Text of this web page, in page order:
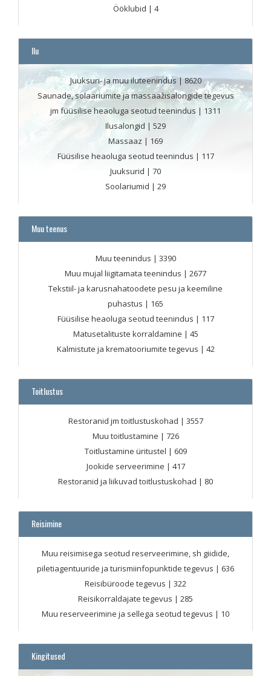
Ööklubid | 4
Ilu
Juuksuri- ja muu iluteenindus | 8620
Saunade, solaariumite ja massaažisalongide tegevus
jm füüsilise heaoluga seotud teenindus | 1311
Ilusalongid | 529
Massaaz | 169
Füüsilise heaoluga seotud teenindus | 117
Juuksurid | 70
Soolariumid | 29
Muu teenus
Muu teenindus | 3390
Muu mujal liigitamata teenindus | 2677
Tekstiil- ja karusnahatoodete pesu ja keemiline
puhastus | 165
Füüsilise heaoluga seotud teenindus | 117
Matusetalituste korraldamine | 45
Kalmistute ja krematooriumite tegevus | 42
Toitlustus
Restoranid jm toitlustuskohad | 3557
Muu toitlustamine | 726
Toitlustamine üritustel | 609
Jookide serveerimine | 417
Restoranid ja liikuvad toitlustuskohad | 80
Reisimine
Muu reisimisega seotud reserveerimine, sh giidide,
piletiagentuuride ja turismiinfopunktide tegevus | 636
Reisibüroode tegevus | 322
Reisikorraldajate tegevus | 285
Muu reserveerimine ja sellega seotud tegevus | 10
Kingitused